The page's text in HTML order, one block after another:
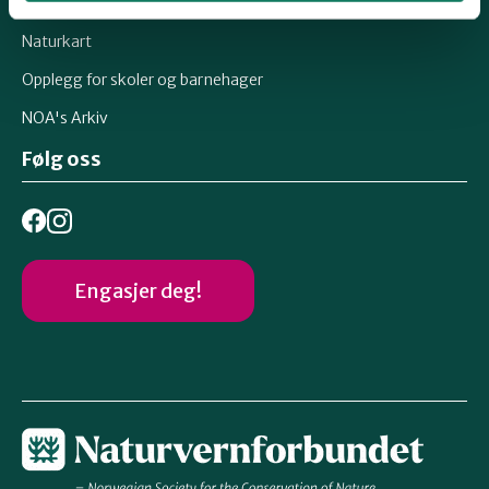
Oslo Vest
Vestby-Frogn
Naturkart
Opplegg for skoler og barnehager
NOA's Arkiv
Følg oss
Engasjer deg!